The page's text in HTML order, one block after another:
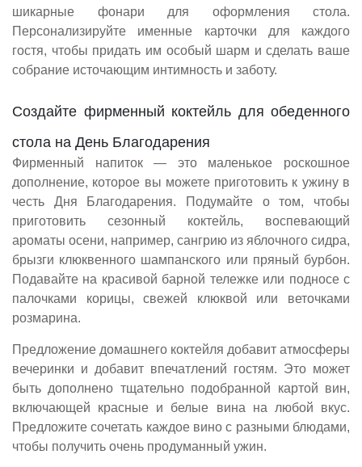
шикарные фонари для оформления стола.
Персонализируйте именные карточки для каждого
гостя, чтобы придать им особый шарм и сделать ваше
собрание источающим интимность и заботу.
Создайте фирменный коктейль для обеденного
стола на День Благодарения
Фирменный напиток — это маленькое роскошное
дополнение, которое вы можете приготовить к ужину в
честь Дня Благодарения. Подумайте о том, чтобы
приготовить сезонный коктейль, воспевающий
ароматы осени, например, сангрию из яблочного сидра,
брызги клюквенного шампанского или пряный бурбон.
Подавайте на красивой барной тележке или подносе с
палочками корицы, свежей клюквой или веточками
розмарина.
Предложение домашнего коктейля добавит атмосферы
вечеринки и добавит впечатлений гостям. Это может
быть дополнено тщательно подобранной картой вин,
включающей красные и белые вина на любой вкус.
Предложите сочетать каждое вино с разными блюдами,
чтобы получить очень продуманный ужин.